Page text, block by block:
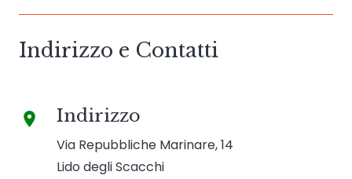
Indirizzo e Contatti
place Indirizzo
Via Repubbliche Marinare, 14
Lido degli Scacchi